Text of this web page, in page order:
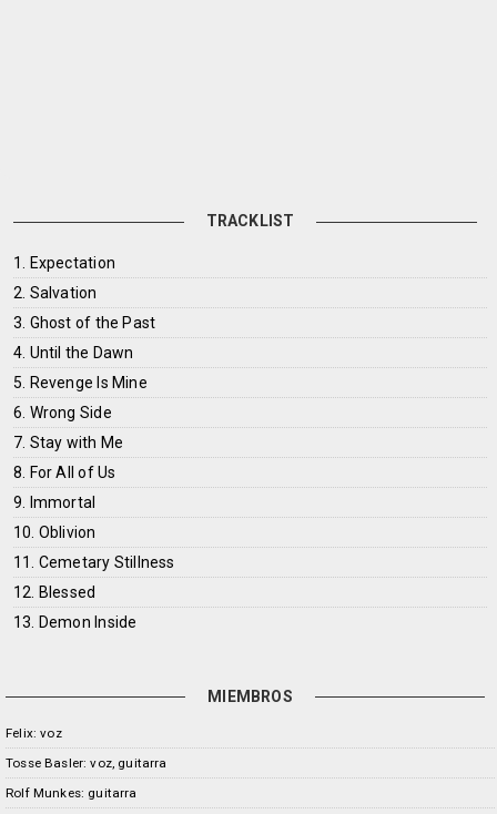
TRACKLIST
1. Expectation
2. Salvation
3. Ghost of the Past
4. Until the Dawn
5. Revenge Is Mine
6. Wrong Side
7. Stay with Me
8. For All of Us
9. Immortal
10. Oblivion
11. Cemetary Stillness
12. Blessed
13. Demon Inside
MIEMBROS
Felix: voz
Tosse Basler: voz, guitarra
Rolf Munkes: guitarra